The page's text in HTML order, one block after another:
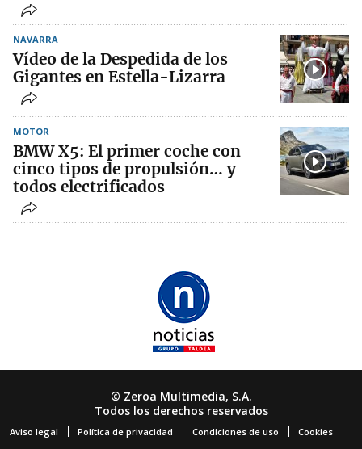
NAVARRA
Vídeo de la Despedida de los
Gigantes en Estella-Lizarra
MOTOR
BMW X5: El primer coche con
cinco tipos de propulsión… y
todos electrificados
© Zeroa Multimedia, S.A.
Todos los derechos reservados
Aviso legal Política de privacidad Condiciones de uso Cookies